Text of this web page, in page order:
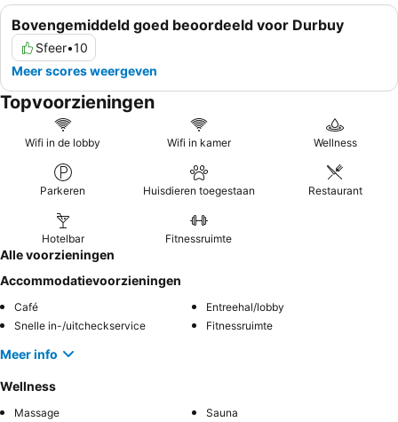
een korte wandeling nodig is.
Bovengemiddeld goed beoordeeld voor Durbuy
Sfeer•10
Meer scores weergeven
Topvoorzieningen
Wifi in de lobby Wifi in kamer Wellness
Parkeren Huisdieren toegestaan Restaurant
Hotelbar Fitnessruimte
Alle voorzieningen
Accommodatievoorzieningen
Café
Entreehal/lobby
Snelle in-/uitcheckservice
Fitnessruimte
Meer info
Wellness
Massage Sauna